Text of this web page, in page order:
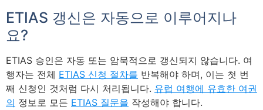
ETIAS 갱신은 자동으로 이루어지나
요?
ETIAS 승인은 자동 또는 암묵적으로 갱신되지 않습니다. 여
행자는 전체 ETIAS 신청 절차를 반복해야 하며, 이는 첫 번
째 신청인 것처럼 다시 처리됩니다. 유럽 여행에 유효한 여권
의 정보로 모든 ETIAS 질문을 작성해야 합니다.